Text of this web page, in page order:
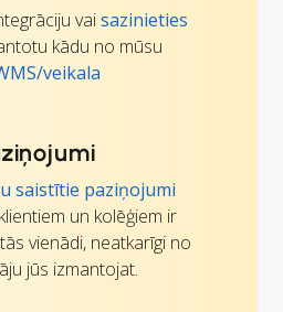
vaisazinieties
kādu no mūsu
veikala
saistītie paziņojumi
un kolēģiem ir
vienādi, neatkarīgi no
jūs izmantojat.